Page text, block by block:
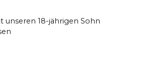
unseren 18-jährigen Sohn